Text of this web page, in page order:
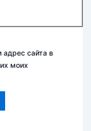
адрес сайта в
моих